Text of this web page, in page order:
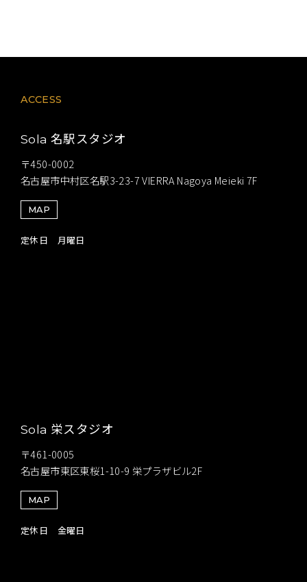
ACCESS
Sola 名駅スタジオ
〒450-0002
名古屋市中村区名駅3-23-7 VIERRA Nagoya Meieki 7F
MAP
定休日 月曜日
Sola 栄スタジオ
〒461-0005
名古屋市東区東桜1-10-9 栄プラザビル2F
MAP
定休日 金曜日